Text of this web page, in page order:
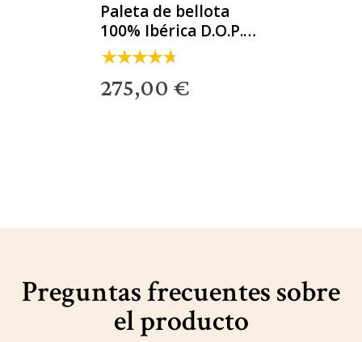
Paleta de bellota
100% Ibérica D.O.P.
Dehesa de
Extremadura
275,00 €
Preguntas frecuentes sobre
el producto